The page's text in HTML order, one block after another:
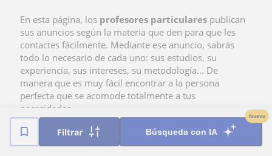
Filtrar Búsqueda con IA
Nuevo
En esta página, los profesores particulares publican
sus anuncios según la materia que den para que les
contactes fácilmente. Mediante ese anuncio, sabrás
todo lo necesario de cada uno: sus estudios, su
experiencia, sus intereses, su metodología… De
manera que es muy fácil encontrar a la persona
perfecta que se acomode totalmente a tus
necesidades.
Con las clases particulares, podrás disfrutar declases
personalizadas, en las que el profesor está